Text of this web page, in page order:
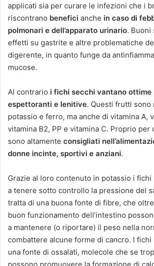
applicati sia per curare le infezioni che i
riscontrano benefici anche in caso di
polmonari e dell’apparato urinario. Buoni
effetti su gastrite e altre problematiche
digerente, in quanto funge da
mucose.
Al contrario i fichi secchi vantano ottime
espettoranti e lenitive. Questi frutti sono
potassio e ferro, ma anche di vitamina A,
vitamina B2, PP e vitamina C. Proprio per
sono altamente consigliati
donne incinte, sportivi e anziani.
Grazie al loro contenuto in potassio i fichi
a tenere sotto controllo la pressione del
tratta di una buona fonte di fibre, che
buon funzionamento dell’intestino
a mantenere (o riportare) il peso nella
combattere alcune forme di cancro. I fichi
una fonte di ossalati, molecole che se